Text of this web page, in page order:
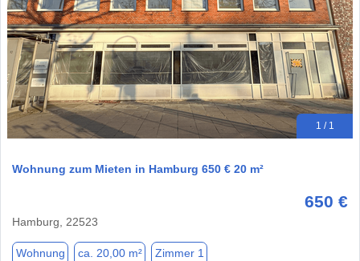
1 / 1
Wohnung zum Mieten in Hamburg 650 € 20 m²
650 €
Hamburg, 22523
Wohnung ca. 20,00 m² Zimmer 1